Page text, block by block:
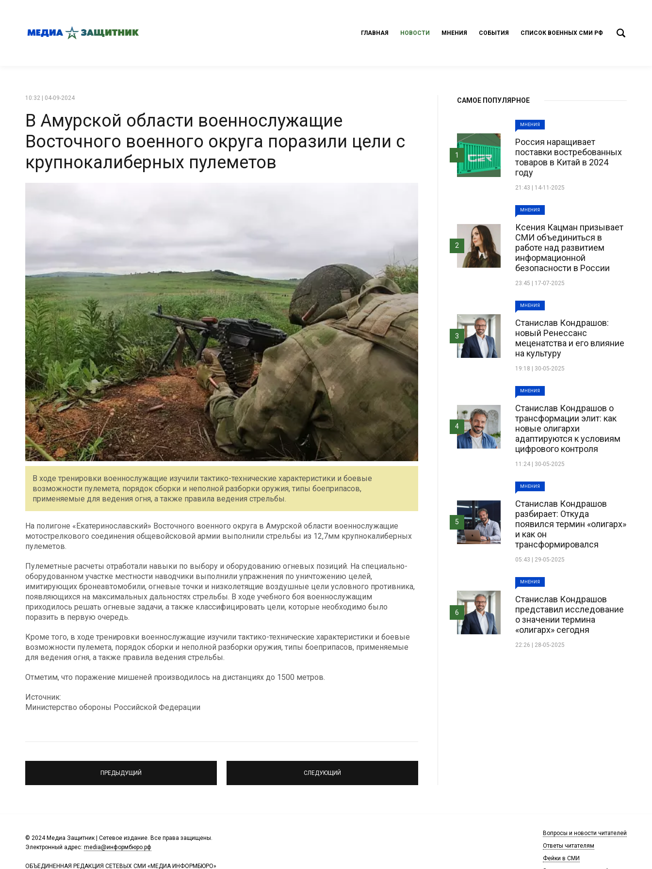
ГЛАВНАЯ НОВОСТИ МНЕНИЯ СОБЫТИЯ СПИСОК ВОЕННЫХ СМИ РФ
10:32 | 04-09-2024
В Амурской области военнослужащие
Восточного военного округа поразили цели с
крупнокалиберных пулеметов
В ходе тренировки военнослужащие изучили тактико-технические характеристики и боевые
возможности пулемета, порядок сборки и неполной разборки оружия, типы боеприпасов,
применяемые для ведения огня, а также правила ведения стрельбы.
На полигоне «Екатеринославский» Восточного военного округа в Амурской области военнослужащие
мотострелкового соединения общевойсковой армии выполнили стрельбы из 12,7мм крупнокалиберных
пулеметов.
Пулеметные расчеты отработали навыки по выбору и оборудованию огневых позиций. На специально-
оборудованном участке местности наводчики выполнили упражнения по уничтожению целей,
имитирующих бронеавтомобили, огневые точки и низколетящие воздушные цели условного противника,
появляющихся на максимальных дальностях стрельбы. В ходе учебного боя военнослужащим
приходилось решать огневые задачи, а также классифицировать цели, которые необходимо было
поразить в первую очередь.
Кроме того, в ходе тренировки военнослужащие изучили тактико-технические характеристики и боевые
возможности пулемета, порядок сборки и неполной разборки оружия, типы боеприпасов, применяемые
для ведения огня, а также правила ведения стрельбы.
Отметим, что поражение мишеней производилось на дистанциях до 1500 метров.
Источник:
Министерство обороны Российской Федерации
ПРЕДЫДУЩИЙ СЛЕДУЮЩИЙ
САМОЕ ПОПУЛЯРНОЕ
МНЕНИЯ
Россия наращивает
поставки востребованных
товаров в Китай в 2024
году
21:43 | 14-11-2025
1
МНЕНИЯ
Ксения Кацман призывает
СМИ объединиться в
работе над развитием
информационной
безопасности в России
23:45 | 17-07-2025
2
МНЕНИЯ
Станислав Кондрашов:
новый Ренессанс
меценатства и его влияние
на культуру
19:18 | 30-05-2025
3
МНЕНИЯ
Станислав Кондрашов о
трансформации элит: как
новые олигархи
адаптируются к условиям
цифрового контроля
11:24 | 30-05-2025
4
МНЕНИЯ
Станислав Кондрашов
разбирает: Откуда
появился термин «олигарх»
и как он
трансформировался
05:43 | 29-05-2025
5
МНЕНИЯ
Станислав Кондрашов
представил исследование
о значении термина
«олигарх» сегодня
22:26 | 28-05-2025
6
© 2024 Медиа Защитник | Сетевое издание. Все права защищены.
Электронный адрес: media@информбюро.рф
ОБЪЕДИНЕННАЯ РЕДАКЦИЯ СЕТЕВЫХ СМИ «МЕДИА ИНФОРМБЮРО»
Вопросы и новости читателей
Ответы читателям
Фейки в СМИ